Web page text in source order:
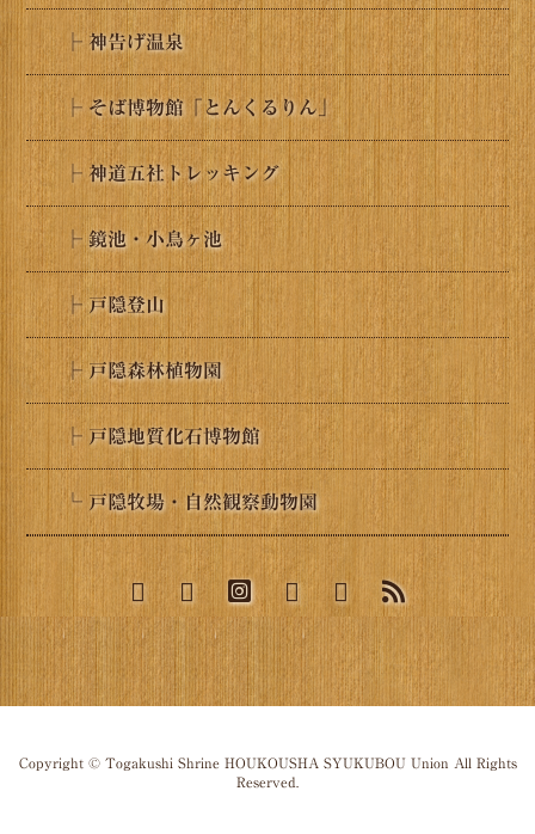
├ 神告げ温泉
├ そば博物館「とんくるりん」
├ 神道五社トレッキング
├ 鏡池・小鳥ヶ池
├ 戸隠登山
├ 戸隠森林植物園
├ 戸隠地質化石博物館
└ 戸隠牧場・自然観察動物園
Copyright © Togakushi Shrine HOUKOUSHA SYUKUBOU Union All Rights
Reserved.